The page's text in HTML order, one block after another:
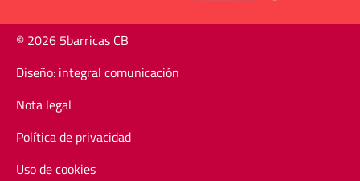
© 2026 5barricas CB
Diseño: integral comunicación
Nota legal
Política de privacidad
Uso de cookies